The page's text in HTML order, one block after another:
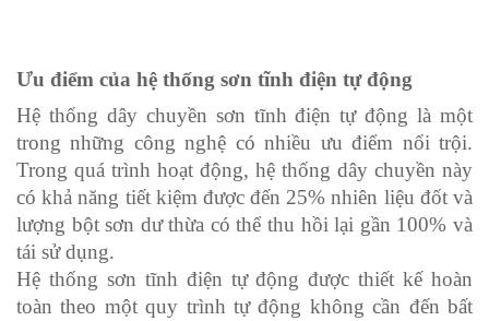
Ưu điểm của hệ thống sơn tĩnh điện tự động
Hệ thống dây chuyền sơn tĩnh điện tự động là một
trong những công nghệ có nhiều ưu điểm nổi trội.
Trong quá trình hoạt động, hệ thống dây chuyền này
có khả năng tiết kiệm được đến 25% nhiên liệu đốt và
lượng bột sơn dư thừa có thể thu hồi lại gần 100% và
tái sử dụng.
Hệ thống sơn tĩnh điện tự động được thiết kế hoàn
toàn theo một quy trình tự động không cần đến bất